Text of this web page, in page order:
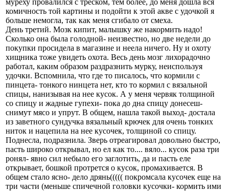
комичность той картины и подойти к этой акве с удочкой я
больше немогла, так как меня сгибало от смеха.
День третий. Мозк кипит, малышку же накормить надо!
Сколько она была голодной- неизвестно, но две недели до
покупки просидела в магазине и неела ничего. Ну и охоту
хищника тоже увидеть охота. Весь день мозг лихорадочно
работал, каким образом раздразнить мурку, неиспользуя
удочки. Вспомнила, что где то писалось, что кормили с
пинцета- тонкого нинцета нет, кто то кормил с вязальной
спицы, нанизывая на нее кусок. А у меня червяк толщиной
со спицу и жадные гупехи- пока до дна спицу донесеш-
снимут мясо и упрут. В общем, нашла такой выход- достала
из заветного сундучка вязальный крючек для очень тонких
ниток и нацепила на нее кусочек, толщиной со спицу.
Поднесла, подразнила. Зверь отреагировал довольно быстро,
пасть широко открывал, но ел как то.... вяло... кусок раза три
ронял- явно сил небыло его заглотить, да и пасть еле
открывает, бошкой протрется о кусок, промахивается. В
общем стало ясно- дело дрянь((((( покромсала кусочек еще на
три части (меньше спичечной головки кусочки- кормить ими